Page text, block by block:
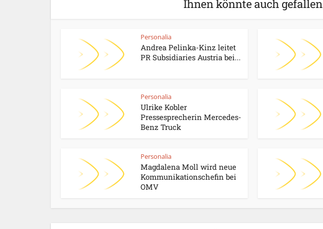
Ihnen könnte auch gefallen
Personalia
Andrea Pelinka-Kinz leitet
PR Subsidiaries Austria bei...
Personalia
Ulrike Kobler
Pressesprecherin Mercedes-
Benz Truck
Personalia
Magdalena Moll wird neue
Kommunikationschefin bei
OMV